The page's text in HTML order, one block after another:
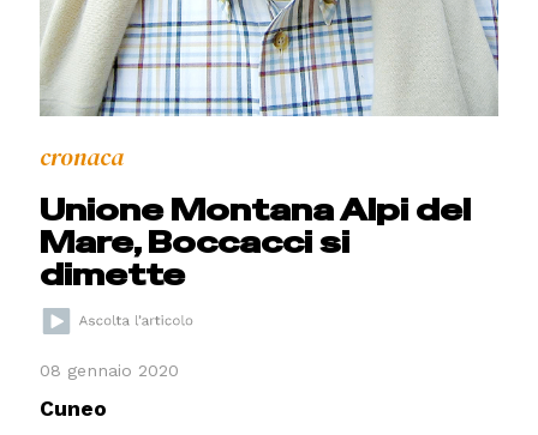
cronaca
Unione Montana Alpi del
Mare, Boccacci si
dimette
08 gennaio 2020
Cuneo